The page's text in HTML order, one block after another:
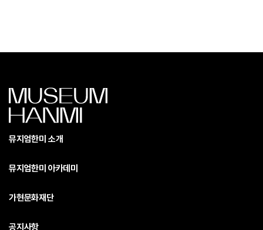
뮤지엄한미 소개
뮤지엄한미 아카데미
가현문화재단
공지사항